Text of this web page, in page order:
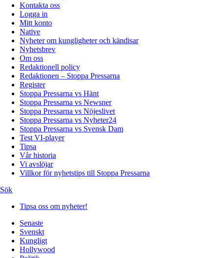
Kontakta oss
Logga in
Mitt konto
Native
Nyheter om kungligheter och kändisar
Nyhetsbrev
Om oss
Redaktionell policy
Redaktionen – Stoppa Pressarna
Register
Stoppa Pressarna vs Hänt
Stoppa Pressarna vs Newsner
Stoppa Pressarna vs Nöjeslivet
Stoppa Pressarna vs Nyheter24
Stoppa Pressarna vs Svensk Dam
Test VI-player
Tipsa
Vår historia
Vi avslöjar
Villkor för nyhetstips till Stoppa Pressarna
Sök
Tipsa oss om nyheter!
Senaste
Svenskt
Kungligt
Hollywood